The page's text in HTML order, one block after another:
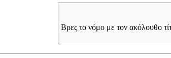
Βρες το νόμο με τον ακόλουθο